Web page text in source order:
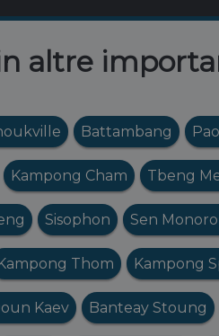
altre
Battambang
Kampong Cham Tbeng
Sisophon Sen
Thom Kampong
Kaev Banteay Stoung